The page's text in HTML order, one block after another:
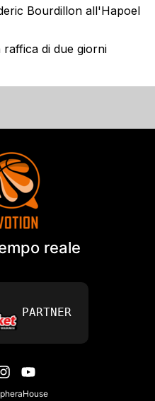
Bourdillon all'Hapoel
di due giorni
reale
PARTNER